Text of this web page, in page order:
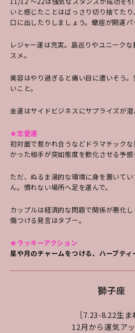
いと感じたことはばっさり切り捨てた
口に出したりしましょう。 蠍座が開運パ
レジャー運は充実。島巡りやユニーク
スメ。
美容はやり過ぎると痛い目に遭いそう
いこと。
金運はサイドビジネスにサプライズが潜
★恋愛運
初対面で惹かれ合うなどドラマチックな
かった相手が突如態度を軟化させる予感
ただ、ぬるま湯的な環境に身を置いて
ん。慣れない場所へ足を運んで。
カップルは経済的な問題で関係が悪化
傷つける発言はタブー。
★ラッキーアクション
星や月のチャームをつける、ハーブティ
獅子座
［7.23-8.22生ま
12月から運気アッ